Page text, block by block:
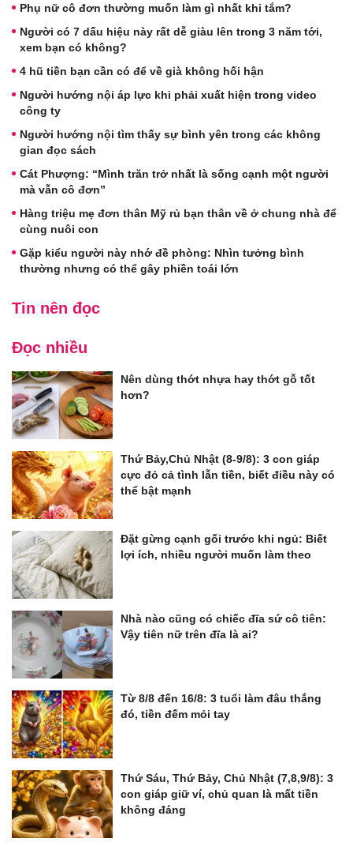
Phụ nữ cô đơn thường muốn làm gì nhất khi tắm?
Người có 7 dấu hiệu này rất dễ giàu lên trong 3 năm tới,
xem bạn có không?
4 hũ tiền bạn cần có để về già không hối hận
Người hướng nội áp lực khi phải xuất hiện trong video
công ty
Người hướng nội tìm thấy sự bình yên trong các không
gian đọc sách
Cát Phượng: “Mình trăn trở nhất là sống cạnh một người
mà vẫn cô đơn”
Hàng triệu mẹ đơn thân Mỹ rủ bạn thân về ở chung nhà để
cùng nuôi con
Gặp kiểu người này nhớ đề phòng: Nhìn tưởng bình
thường nhưng có thể gây phiền toái lớn
Tin nên đọc
Đọc nhiều
Nên dùng thớt nhựa hay thớt gỗ tốt
hơn?
Thứ Bảy,Chủ Nhật (8-9/8): 3 con giáp
cực đỏ cả tình lẫn tiền, biết điều này có
thể bật mạnh
Đặt gừng cạnh gối trước khi ngủ: Biết
lợi ích, nhiều người muốn làm theo
Nhà nào cũng có chiếc đĩa sứ cô tiên:
Vậy tiên nữ trên đĩa là ai?
Từ 8/8 đến 16/8: 3 tuổi làm đâu thắng
đó, tiền đếm mỏi tay
Thứ Sáu, Thứ Bảy, Chủ Nhật (7,8,9/8): 3
con giáp giữ ví, chủ quan là mất tiền
không đáng